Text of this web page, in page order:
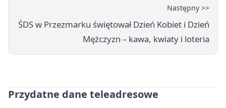
Następny >>
ŚDS w Przezmarku świętował Dzień Kobiet i Dzień
Mężczyzn – kawa, kwiaty i loteria
Przydatne dane teleadresowe